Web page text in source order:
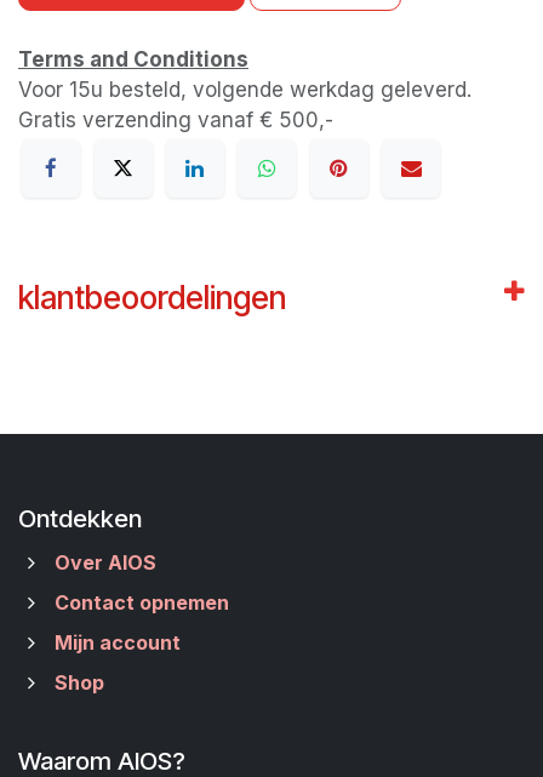
Terms and Conditions
Voor 15u besteld, volgende werkdag geleverd.
Gratis verzending vanaf € 500,-
klantbeoordelingen
Ontdekken
Over AIOS
Contact opnemen
Mijn account
Shop
Waarom AIOS?